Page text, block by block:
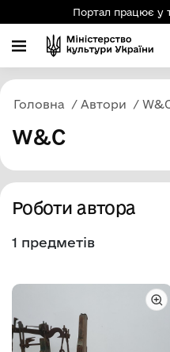
Портал працює у
Головна Автори
W&C
Роботи автора
1 предметів